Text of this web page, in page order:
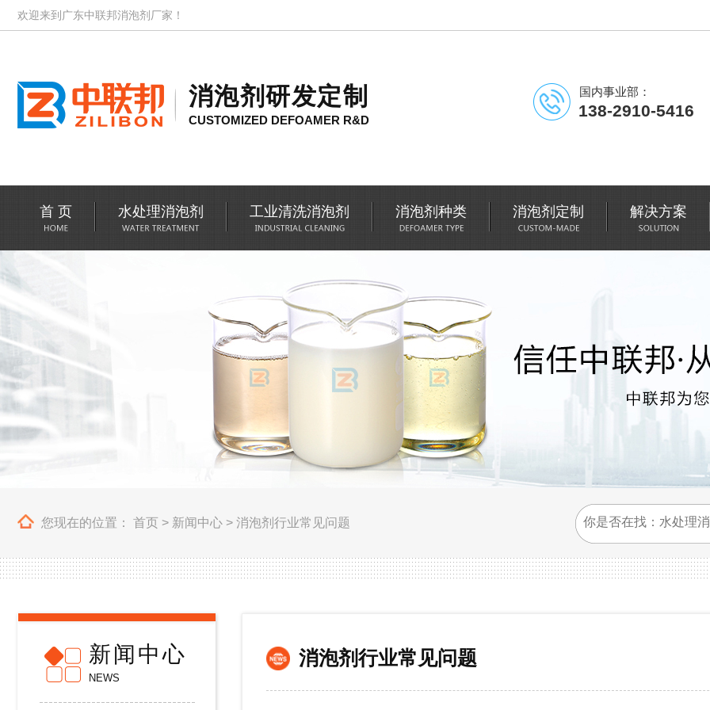
欢迎来到广东中联邦消泡剂厂家！
消泡剂研发定制
CUSTOMIZED DEFOAMER R&D
国内事业部：
138-2910-5416
首 页 水处理消泡剂 工业清洗消泡剂 消泡剂种类 消泡剂定制 解决方案
您现在的位置： 首页 > 新闻中心 > 消泡剂行业常见问题
新闻中心
NEWS
消泡剂行业常见问题